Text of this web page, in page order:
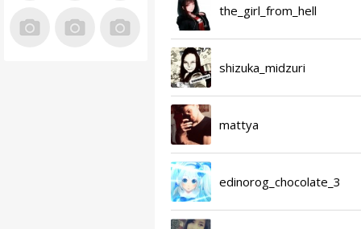
the_girl_from_hell
shizuka_midzuri
mattya
edinorog_chocolate_3